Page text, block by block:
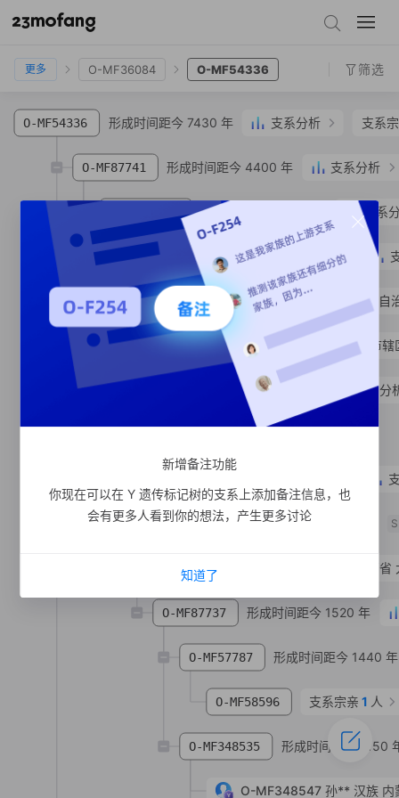
O-P201
更多 O-MF36084 O-MF54336 筛选
O-MF54336 形成时间距今 7430 年 支系分析 支系
O-MF87741 形成时间距今 4400 年 支系分析
形成时间距今 3180 年 支系
形成时间距今 1780 年 支系分
O-MF910887 形成时间距今 1940 年
O-MV219976杨**回族 宁夏回族
O-MF488607 吴** 北京市 市
O-MF437676 形成时间距今 1370 年
O-MF87737 形成时间距今 1520 年
O-MF437672 山西
O-MF57787 形成时间距今 1440 年
O-MF348535 形成时间距今 1150
O-MF58596 支系宗亲 1 人
O-MF348547 孙** 汉族 内
新增备注功能
你现在可以在 Y 遗传标记树的支系上添加备注信息，也
会有更多人看到你的想法，产生更多讨论
知道了